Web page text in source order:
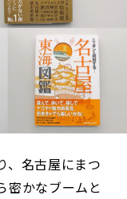
、名古屋にまつ
密かなブームと